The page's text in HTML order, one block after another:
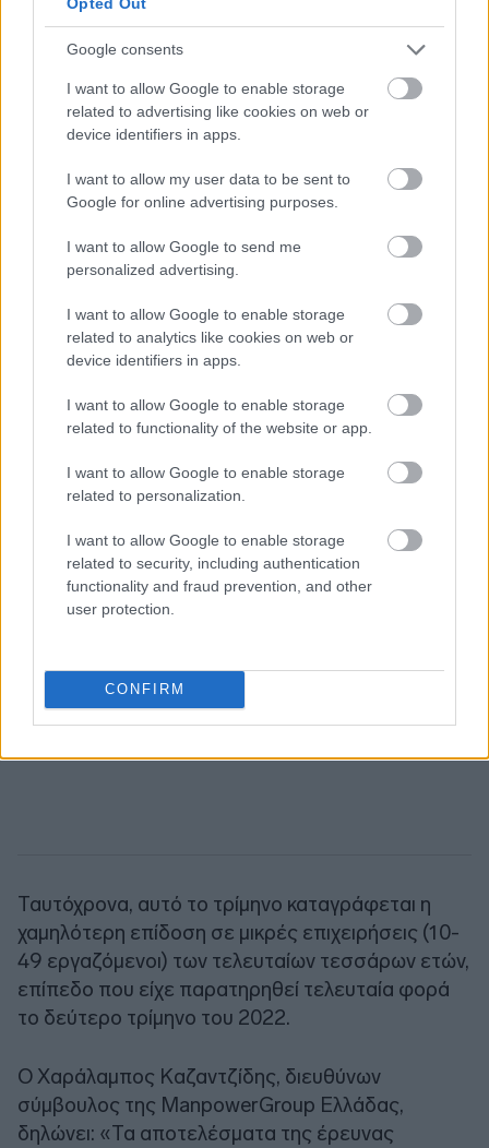
Google consents
I want to allow Google to enable storage
related to advertising like cookies on web or
device identifiers in apps.
I want to allow my user data to be sent to
Google for online advertising purposes.
I want to allow Google to send me
personalized advertising.
I want to allow Google to enable storage
related to analytics like cookies on web or
device identifiers in apps.
I want to allow Google to enable storage
related to functionality of the website or app.
I want to allow Google to enable storage
related to personalization.
I want to allow Google to enable storage
related to security, including authentication
functionality and fraud prevention, and other
user protection.
CONFIRM
μεγάλες επιχειρήσεις (5.000+ εργαζόμενοι)
εμφανίζονται οι πιο αισιόδοξοι, με δείκτη
προοπτικών απασχόλησης στις 21 μονάδες,
παρότι μειώθηκε κατά 6 μονάδες σε σύγκριση με
το προηγούμενο τρίμηνο και παρέμεινε
αμετάβλητη σε σχέση με την ίδια περίοδο.
Ταυτόχρονα, αυτό το τρίμηνο καταγράφεται η
χαμηλότερη επίδοση σε μικρές επιχειρήσεις (10-
49 εργαζόμενοι) των τελευταίων τεσσάρων ετών,
επίπεδο που είχε παρατηρηθεί τελευταία φορά
το δεύτερο τρίμηνο του 2022.
O Χαράλαμπος Καζαντζίδης, διευθύνων
σύμβουλος της ManpowerGroup Ελλάδας,
δηλώνει: «Τα αποτελέσματα της έρευνας